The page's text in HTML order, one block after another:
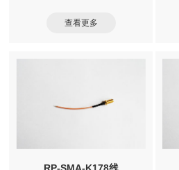
查看更多
RP-SMA-K178线